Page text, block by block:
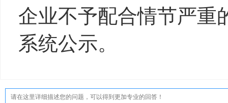
企业不予配合情节严重
系统公示。